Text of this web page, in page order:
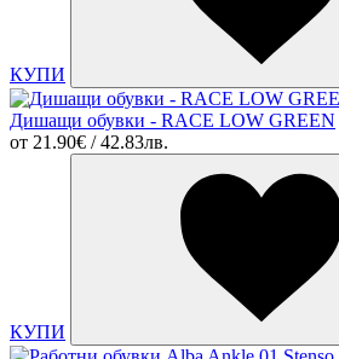
КУПИ
Дишащи обувки - RACE LOW GREEN
от 21.90€ / 42.83лв.
КУПИ